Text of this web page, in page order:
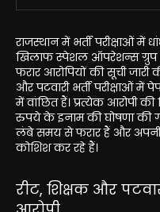
राजस्थान में भर्ती परीक्षाओं
खिलाफ स्पेशल ऑपरेशन्स ग्रुप
फरार आरोपियों की सूची जारी
और पटवारी भर्ती परीक्षाओं में
में वांछित हैं। प्रत्येक आरोपी की
रुपये के इनाम की घोषणा की
लंबे समय से फरार हैं और
कोशिश कर रहे हैं।
रीट, शिक्षक और